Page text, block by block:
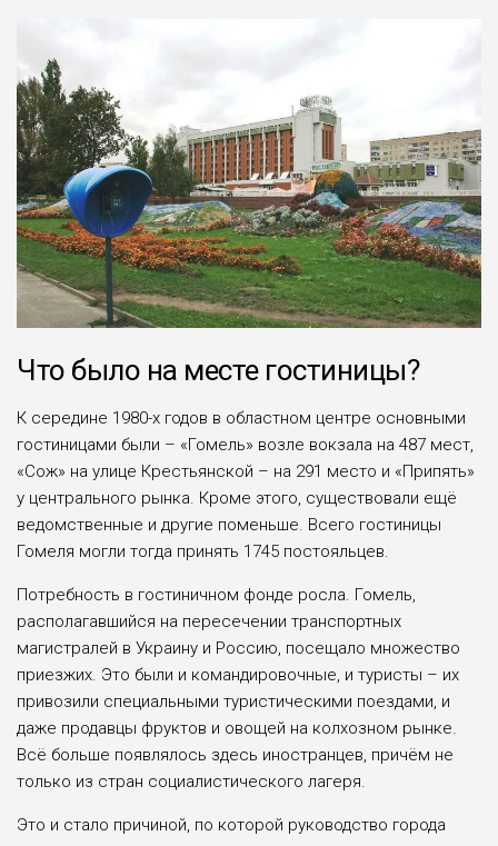
Что было на месте гостиницы?
К середине 1980-х годов в областном центре основными
гостиницами были – «Гомель» возле вокзала на 487 мест,
«Сож» на улице Крестьянской – на 291 место и «Припять»
у центрального рынка. Кроме этого, существовали ещё
ведомственные и другие поменьше. Всего гостиницы
Гомеля могли тогда принять 1745 постояльцев.
Потребность в гостиничном фонде росла. Гомель,
располагавшийся на пересечении транспортных
магистралей в Украину и Россию, посещало множество
приезжих. Это были и командировочные, и туристы – их
привозили специальными туристическими поездами, и
даже продавцы фруктов и овощей на колхозном рынке.
Всё больше появлялось здесь иностранцев, причём не
только из стран социалистического лагеря.
Это и стало причиной, по которой руководство города